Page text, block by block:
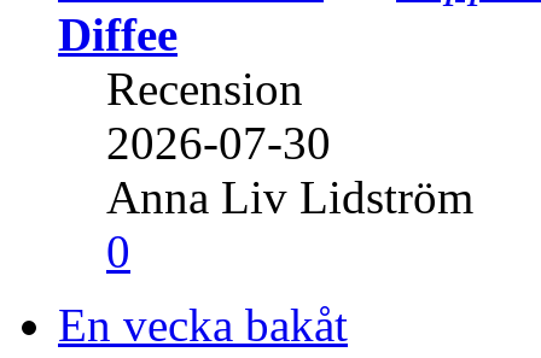
Diffee
Recension
2026-07-30
Anna Liv Lidström
0
En vecka bakåt